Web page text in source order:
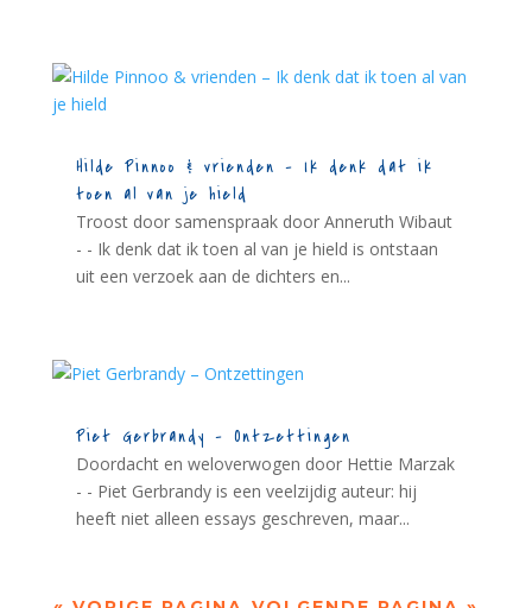
Hilde Pinnoo & vrienden – Ik denk dat ik
toen al van je hield
Troost door samenspraak door Anneruth Wibaut
- - Ik denk dat ik toen al van je hield is ontstaan
uit een verzoek aan de dichters en...
Piet Gerbrandy – Ontzettingen
Doordacht en weloverwogen door Hettie Marzak
- - Piet Gerbrandy is een veelzijdig auteur: hij
heeft niet alleen essays geschreven, maar...